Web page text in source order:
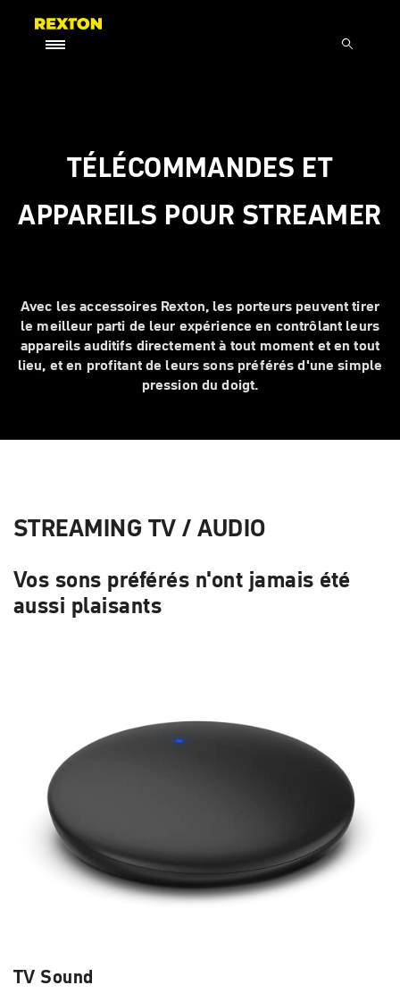
TÉLÉCOMMANDES ET
APPAREILS POUR STREAMER
Avec les accessoires Rexton, les porteurs peuvent tirer
le meilleur parti de leur expérience en contrôlant leurs
appareils auditifs directement à tout moment et en tout
lieu, et en profitant de leurs sons préférés d'une simple
pression du doigt.
STREAMING TV / AUDIO
Vos sons préférés n'ont jamais été
aussi plaisants
TV Sound